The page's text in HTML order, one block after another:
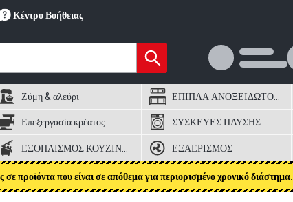
Κέντρο Βοήθειας
Ζύμη & αλεύρι ΕΠΙΠΛΑ ΑΝΟΞΕΙΔΩΤΟΣ ΧΑΛΥΒΑΣ
Επεξεργασία κρέατος ΣΥΣΚΕΥΕΣ ΠΛΥΣΗΣ
ΕΞΑΕΡΙΣΜΟΣ
προϊόντα που είναι σε απόθεμα για περιορισμένο χρονικό διάστημα.